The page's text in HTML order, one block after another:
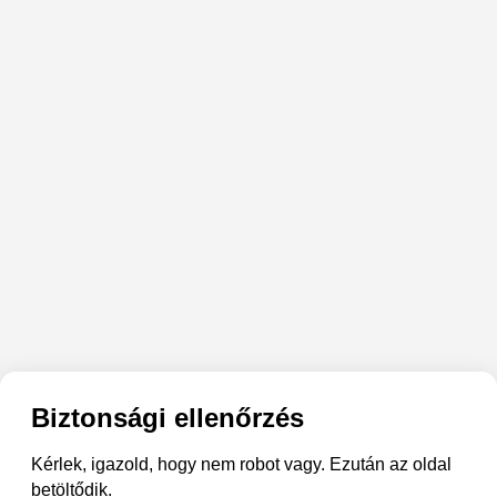
Biztonsági ellenőrzés
Kérlek, igazold, hogy nem robot vagy. Ezután az oldal
betöltődik.